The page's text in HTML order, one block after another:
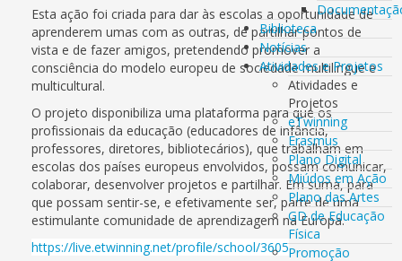
Biblioteca
Notícias
Atividades e Projetos
Atividades e
Projetos
eTwinning
Erasmus
Plano Digital
Miúdos em Ação
Plano das Artes
GD de Educação
Física
Promoção
Esta ação foi criada para dar às escolas a oportunidade de
aprenderem umas com as outras, de partilhar pontos de
vista e de fazer amigos, pretendendo promover a
consciência do modelo europeu de sociedade multilingue e
multicultural.
O projeto disponibiliza uma plataforma para que os
profissionais da educação (educadores de infância,
professores, diretores, bibliotecários), que trabalham em
escolas dos países europeus envolvidos, possam comunicar,
colaborar, desenvolver projetos e partilhar. Em suma, para
que possam sentir-se, e efetivamente ser, parte de uma
estimulante comunidade de aprendizagem na Europa.
https://live.etwinning.net/profile/school/3605